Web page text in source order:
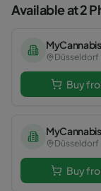
Available at 2
MyCannabis
Düsseldorf
Buy
MyCannabis
Düsseldorf
Buy